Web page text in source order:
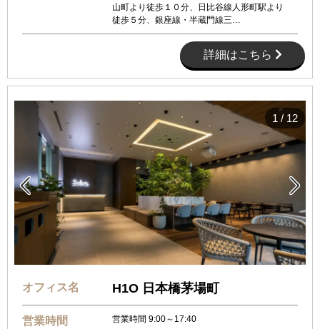
山町より徒歩１０分、日比谷線人形町駅より
徒歩５分、銀座線・半蔵門線三…
詳細はこちら
 
1 / 12
オフィス名 H1O 日本橋茅場町
営業時間 営業時間 9:00～17:40